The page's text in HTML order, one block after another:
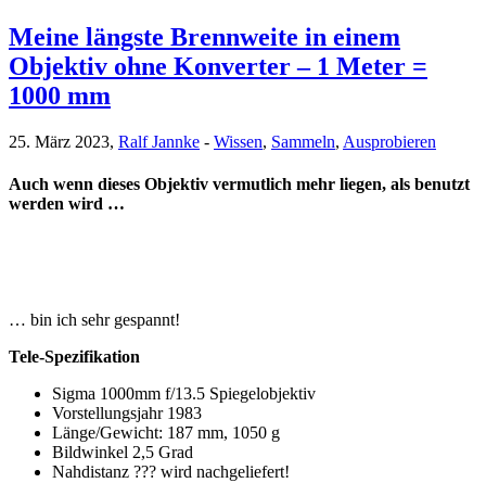
Meine längste Brennweite in einem
Objektiv ohne Konverter – 1 Meter =
1000 mm
25. März 2023, Ralf Jannke - Wissen, Sammeln, Ausprobieren
Auch wenn dieses Objektiv vermutlich mehr liegen, als benutzt
werden wird …
… bin ich sehr gespannt!
Tele-Spezifikation
Sigma 1000mm f/13.5 Spiegelobjektiv
Vorstellungsjahr 1983
Länge/Gewicht: 187 mm, 1050 g
Bildwinkel 2,5 Grad
Nahdistanz ??? wird nachgeliefert!